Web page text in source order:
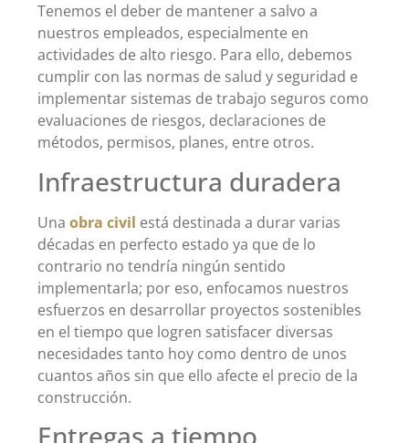
Tenemos el deber de mantener a salvo a
nuestros empleados, especialmente en
actividades de alto riesgo. Para ello, debemos
cumplir con las normas de salud y seguridad e
implementar sistemas de trabajo seguros como
evaluaciones de riesgos, declaraciones de
métodos, permisos, planes, entre otros.
Infraestructura duradera
Una obra civil está destinada a durar varias
décadas en perfecto estado ya que de lo
contrario no tendría ningún sentido
implementarla; por eso, enfocamos nuestros
esfuerzos en desarrollar proyectos sostenibles
en el tiempo que logren satisfacer diversas
necesidades tanto hoy como dentro de unos
cuantos años sin que ello afecte el precio de la
construcción.
Entregas a tiempo